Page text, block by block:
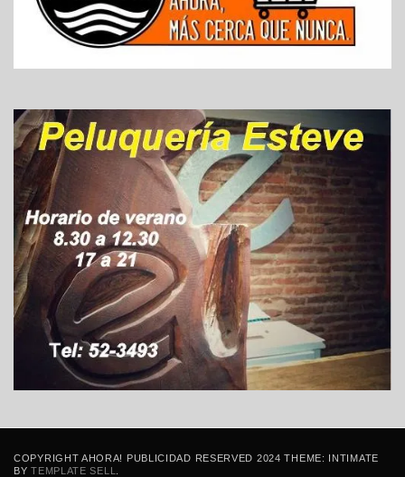
COPYRIGHT AHORA! PUBLICIDAD RESERVED 2024 THEME: INTIMATE
BYTEMPLATE SELL